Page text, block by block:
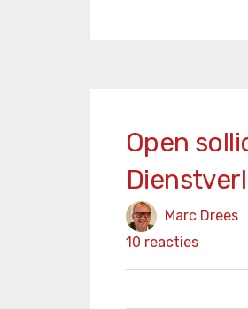
Open
Marc Drees
10 reacties